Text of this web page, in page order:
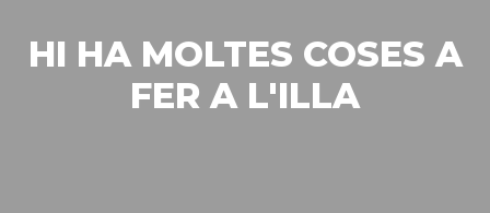
HI HA MOLTES COSES A
FER A L'ILLA